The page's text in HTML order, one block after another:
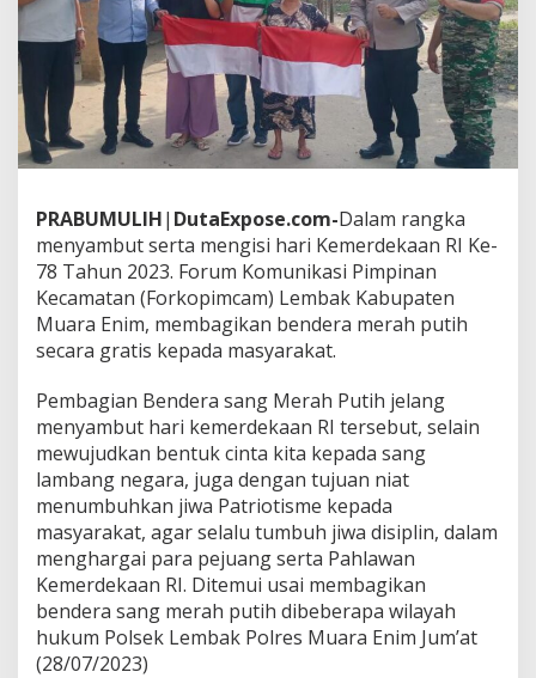
B
a
k
a
n
B
d
e
r
a
M
e
r
h
P
u
t
i
h
r
a
t
i
s
K
PRABUMULIH| DutaExpose.com-Dalam rangka
menyambut serta mengisi hari Kemerdekaan RI Ke-
78 Tahun 2023. Forum Komunikasi Pimpinan
Kecamatan (Forkopimcam) Lembak Kabupaten
Muara Enim, membagikan bendera merah putih
secara gratis kepada masyarakat.
Pembagian Bendera sang Merah Putih jelang
menyambut hari kemerdekaan RI tersebut, selain
mewujudkan bentuk cinta kita kepada sang
lambang negara, juga dengan tujuan niat
menumbuhkan jiwa Patriotisme kepada
masyarakat, agar selalu tumbuh jiwa disiplin, dalam
menghargai para pejuang serta Pahlawan
Kemerdekaan RI. Ditemui usai membagikan
bendera sang merah putih dibeberapa wilayah
hukum Polsek Lembak Polres Muara Enim Jum’at
(28/07/2023)